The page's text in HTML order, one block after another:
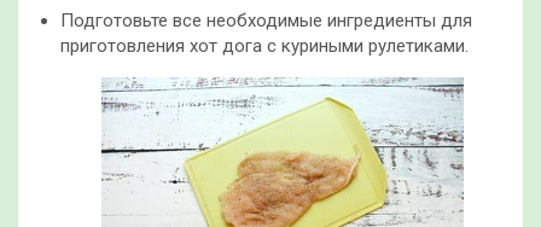
Подготовьте все необходимые ингредиенты для
приготовления хот дога с куриными рулетиками.